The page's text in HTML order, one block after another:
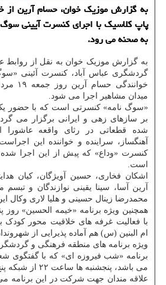
به گزارش موزیک خوان، حسام آرین از
پاپ کلاسیک با اجرای کنسرت آیینی
به صحنه می رود.
به گزارش موزیک خوان به نقل از
گردشگری عباس آباد، کنسرت آئینی
میدان مشاهیر اجرا می شود.
بر سازهای زهی و ایرانی برگزار می
شده قطعاتی در رثای واقعه عاشورا
آهنگساز، سراینده و خواننده این
کنسرت «وداع» که پیش از این اجرا
است.
اشکان فخاری، حسین آویژگان، کیان
آرین آسا، سینا یقینی نوازندگان و تبسم
محمدرضا زینال حسینی و هلیا لاری وکال
با فعالیت غرفه های خلاقیت محور
ام البنین (س) هم آماده پذیرایی از
ویژه برنامه های منطقه فرهنگی و
برنامه «شب فیروزه ای» که با گفتگوی
می باشد، پنجشنبه ها ساعت ۲۲ از شبکه پنج پخش می شود.
علاقه مندان جهت شرکت در این برنامه می